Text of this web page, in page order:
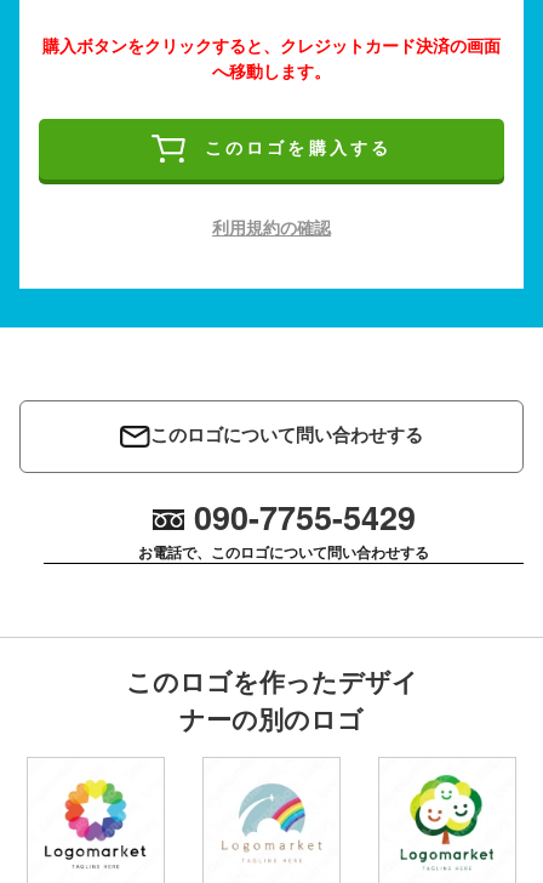
購入ボタンをクリックすると、クレジットカード決済の画面
へ移動します。
このロゴを購入する
利用規約の確認
このロゴについて問い合わせする
090-7755-5429
お電話で、このロゴについて問い合わせする
このロゴを作ったデザイ
ナーの別のロゴ